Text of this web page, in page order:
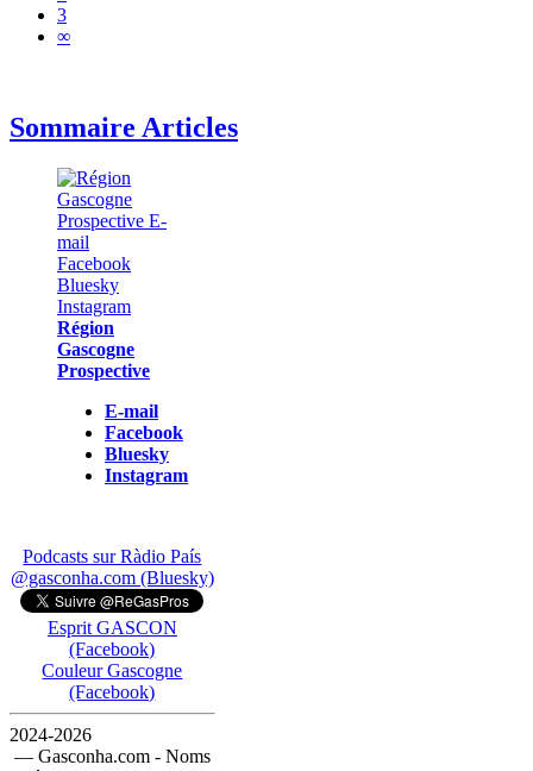
3
∞
Sommaire Articles
Région
Gascogne
Prospective
E-mail
Facebook
Bluesky
Instagram
Podcasts sur Ràdio País
@gasconha.com (Bluesky)
Esprit GASCON
(Facebook)
Couleur Gascogne
(Facebook)
2024-2026
— Gasconha.com - Noms